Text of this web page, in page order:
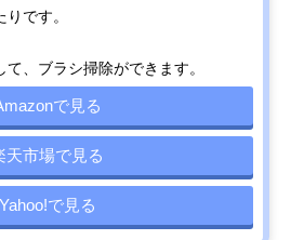
です。
、ブラシ掃除ができます。
で見る
天市場で見る
Yahoo!で見る